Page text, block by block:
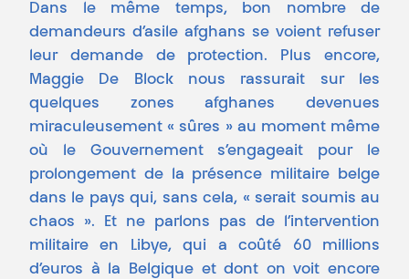
Dans le même temps, bon nombre de
demandeurs d’asile afghans se voient refuser
leur demande de protection. Plus encore,
Maggie De Block nous rassurait sur les
quelques zones afghanes devenues
miraculeusement « sûres » au moment même
où le Gouvernement s’engageait pour le
prolongement de la présence militaire belge
dans le pays qui, sans cela, « serait soumis au
chaos ». Et ne parlons pas de l’intervention
militaire en Libye, qui a coûté 60 millions
d’euros à la Belgique et dont on voit encore